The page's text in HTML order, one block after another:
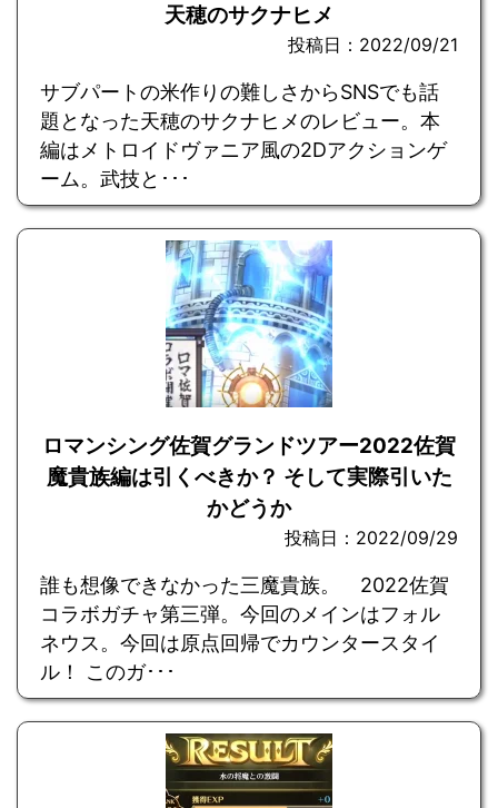
天穂のサクナヒメ
投稿日：2022/09/21
サブパートの米作りの難しさからSNSでも話
題となった天穂のサクナヒメのレビュー。本
編はメトロイドヴァニア風の2Dアクションゲ
ーム。武技と･･･
ロマンシング佐賀グランドツアー2022佐賀
魔貴族編は引くべきか？ そして実際引いた
かどうか
投稿日：2022/09/29
誰も想像できなかった三魔貴族。 2022佐賀
コラボガチャ第三弾。今回のメインはフォル
ネウス。今回は原点回帰でカウンタースタイ
ル！ このガ･･･